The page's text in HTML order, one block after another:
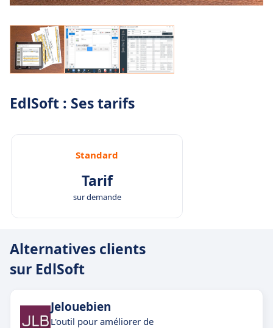
sortantrapidement
Profitez de la signature electronique
cloturer vos documents sur place
EdlSoft : Ses tarifs
Standard
Tarif
sur demande
Alternatives clients
sur EdlSoft
Jelouebien
L'outil pour améliorer de